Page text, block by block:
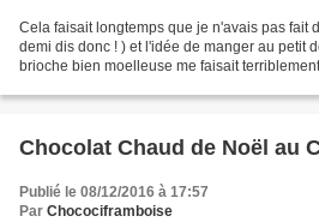
Cela faisait longtemps que je n'avais pas fait
demi dis donc ! ) et l'idée de manger au petit
brioche bien moelleuse me faisait
Chocolat Chaud de Noël au
Publié le 08/12/2016 à 17:57
Par Chocociframboise